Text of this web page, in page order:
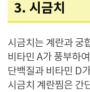
3. 시금치
시금치는 계란과 궁
비타민 A가 풍부하
단백질과 비타민 D
시금치 계란찜은 간